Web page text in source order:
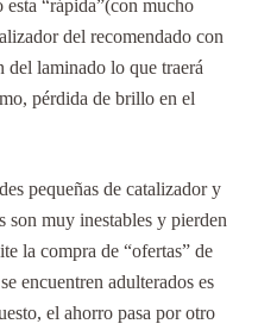
“rápida”(con mucho
del recomendado con
del laminado lo que traerá
pérdida de brillo en el
pequeñas de catalizador y
son muy inestables y pierden
la compra de “ofertas” de
encuentren adulterados es
el ahorro pasa por otro